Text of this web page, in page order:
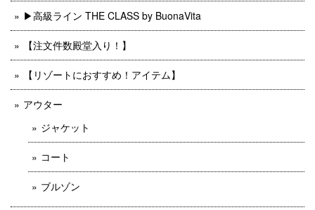
▶︎高級ライン THE CLASS by BuonaVita
【注文件数殿堂入り！】
【リゾートにおすすめ！アイテム】
アウター
ジャケット
コート
ブルゾン